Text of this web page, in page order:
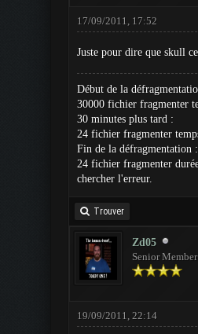
17/09/2011, 17:52
Juste pour dire que skull
Début de la
30000 fichier fragmenter
30 minutes plus tard :
24 fichier fragmenter
Fin de la défragmentation :
24 fichier fragmenter
chercher l'erreur.
Trouver
Zd05
Senior Member
19/09/2011, 22:14